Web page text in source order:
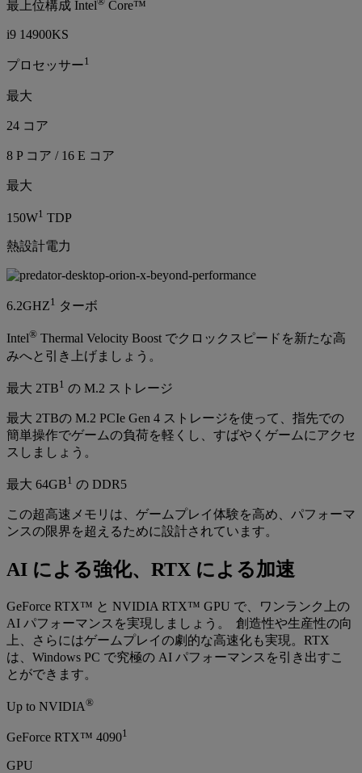
最上位構成 Intel Core™
i9 14900KS
プロセッサー1
最大
24 コア
8 P コア / 16 E コア
最大
150W1 TDP
熱設計電力
6.2GHZ1 ターボ
Intel® Thermal Velocity Boost でクロックスピードを新たな高
みへと引き上げましょう。
最大 2TB1 の M.2 ストレージ
最大 2TBの M.2 PCIe Gen 4 ストレージを使って、指先での
簡単操作でゲームの負荷を軽くし、すばやくゲームにアクセ
スしましょう。
最大 64GB1 の DDR5
この超高速メモリは、ゲームプレイ体験を高め、パフォーマ
ンスの限界を超えるために設計されています。
AI による強化、RTX による加速
GeForce RTX™ と NVIDIA RTX™ GPU で、ワンランク上の
AI パフォーマンスを実現しましょう。 創造性や生産性の向
上、さらにはゲームプレイの劇的な高速化も実現。RTX
は、Windows PC で究極の AI パフォーマンスを引き出すこ
とができます。
Up to NVIDIA®
GeForce RTX™ 40901
GPU